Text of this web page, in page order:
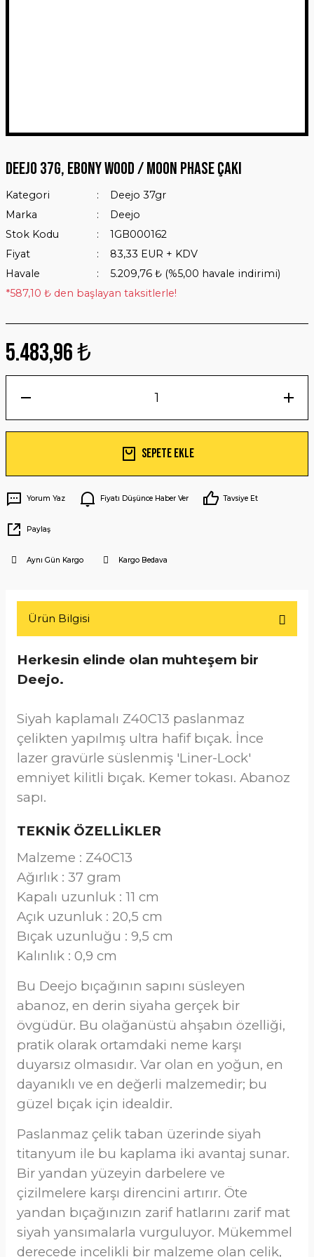
Deejo 37g, Ebony Wood / Moon Phase Çakı
Kategori
Deejo 37gr
Marka
Deejo
Stok Kodu
1GB000162
Fiyat
83,33 EUR + KDV
Havale
5.209,76 ₺ (%5,00 havale indirimi)
*587,10 ₺ den başlayan taksitlerle!
5.483,96 ₺
Sepete Ekle
Yorum Yaz Fiyatı Düşünce Haber Ver Tavsiye Et
Paylaş
Aynı Gün Kargo Kargo Bedava
Ürün Bilgisi
Herkesin elinde olan muhteşem bir
Deejo.
Siyah kaplamalı Z40C13 paslanmaz
çelikten yapılmış ultra hafif bıçak. İnce
lazer gravürle süslenmiş 'Liner-Lock'
emniyet kilitli bıçak. Kemer tokası. Abanoz
sapı.
TEKNİK ÖZELLİKLER
Malzeme : Z40C13
Ağırlık : 37 gram
Kapalı uzunluk : 11 cm
Açık uzunluk : 20,5 cm
Bıçak uzunluğu : 9,5 cm
Kalınlık : 0,9 cm
Bu Deejo bıçağının sapını süsleyen
abanoz, en derin siyaha gerçek bir
övgüdür. Bu olağanüstü ahşabın özelliği,
pratik olarak ortamdaki neme karşı
duyarsız olmasıdır. Var olan en yoğun, en
dayanıklı ve en değerli malzemedir; bu
güzel bıçak için idealdir.
Paslanmaz çelik taban üzerinde siyah
titanyum ile bu kaplama iki avantaj sunar.
Bir yandan yüzeyin darbelere ve
çizilmelere karşı direncini artırır. Öte
yandan bıçağınızın zarif hatlarını zarif mat
siyah yansımalarla vurguluyor. Mükemmel
derecede incelikli bir malzeme olan çelik,